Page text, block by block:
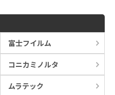
富士フイルム
コニカミノルタ
ムラテック